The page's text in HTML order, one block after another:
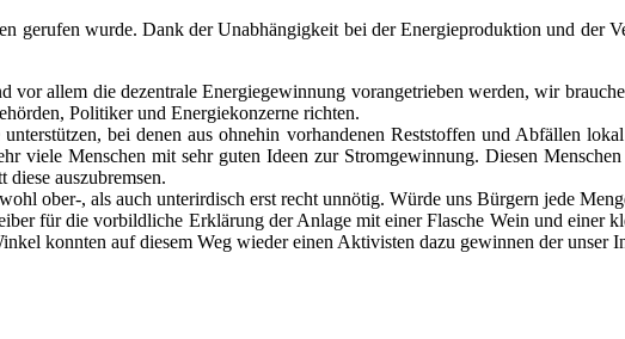
geru­fen wur­de. Dank der Unab­hän­gig­keit bei der Ener­gie­pro­duk­ti­on und der
vor allem die dezen­tra­le Ener­gie­ge­win­nung vor­an­ge­trie­ben wer­den, wir
Poli­ti­ker und Ener­gie­kon­zer­ne rich­ten.
bei denen aus ohne­hin vor­han­de­nen Rest­stof­fen und Abfäl­len
vie­le Men­schen mit sehr guten Ideen zur Strom­ge­win­nung. Die­sen
aus­zu­brem­sen.
ober‑, als auch unter­ir­disch erst recht unnö­tig. Wür­de uns Bür­gern jede
für die vor­bild­li­che Erklä­rung der Anla­ge mit einer Fla­sche Wein und einer
konn­ten auf die­sem Weg wie­der einen Akti­vis­ten dazu gewin­nen der unser